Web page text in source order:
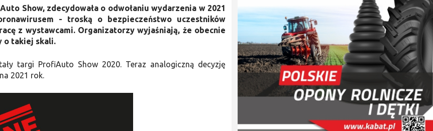
Show, zdecydowała o odwołaniu wydarzenia w 2021
- troską o bezpieczeństwo uczestników
z wystawcami. Organizatorzy wyjaśniają, że obecnie
o takiej skali.
targi ProfiAuto Show 2020. Teraz analogiczną decyzję
2021 rok.